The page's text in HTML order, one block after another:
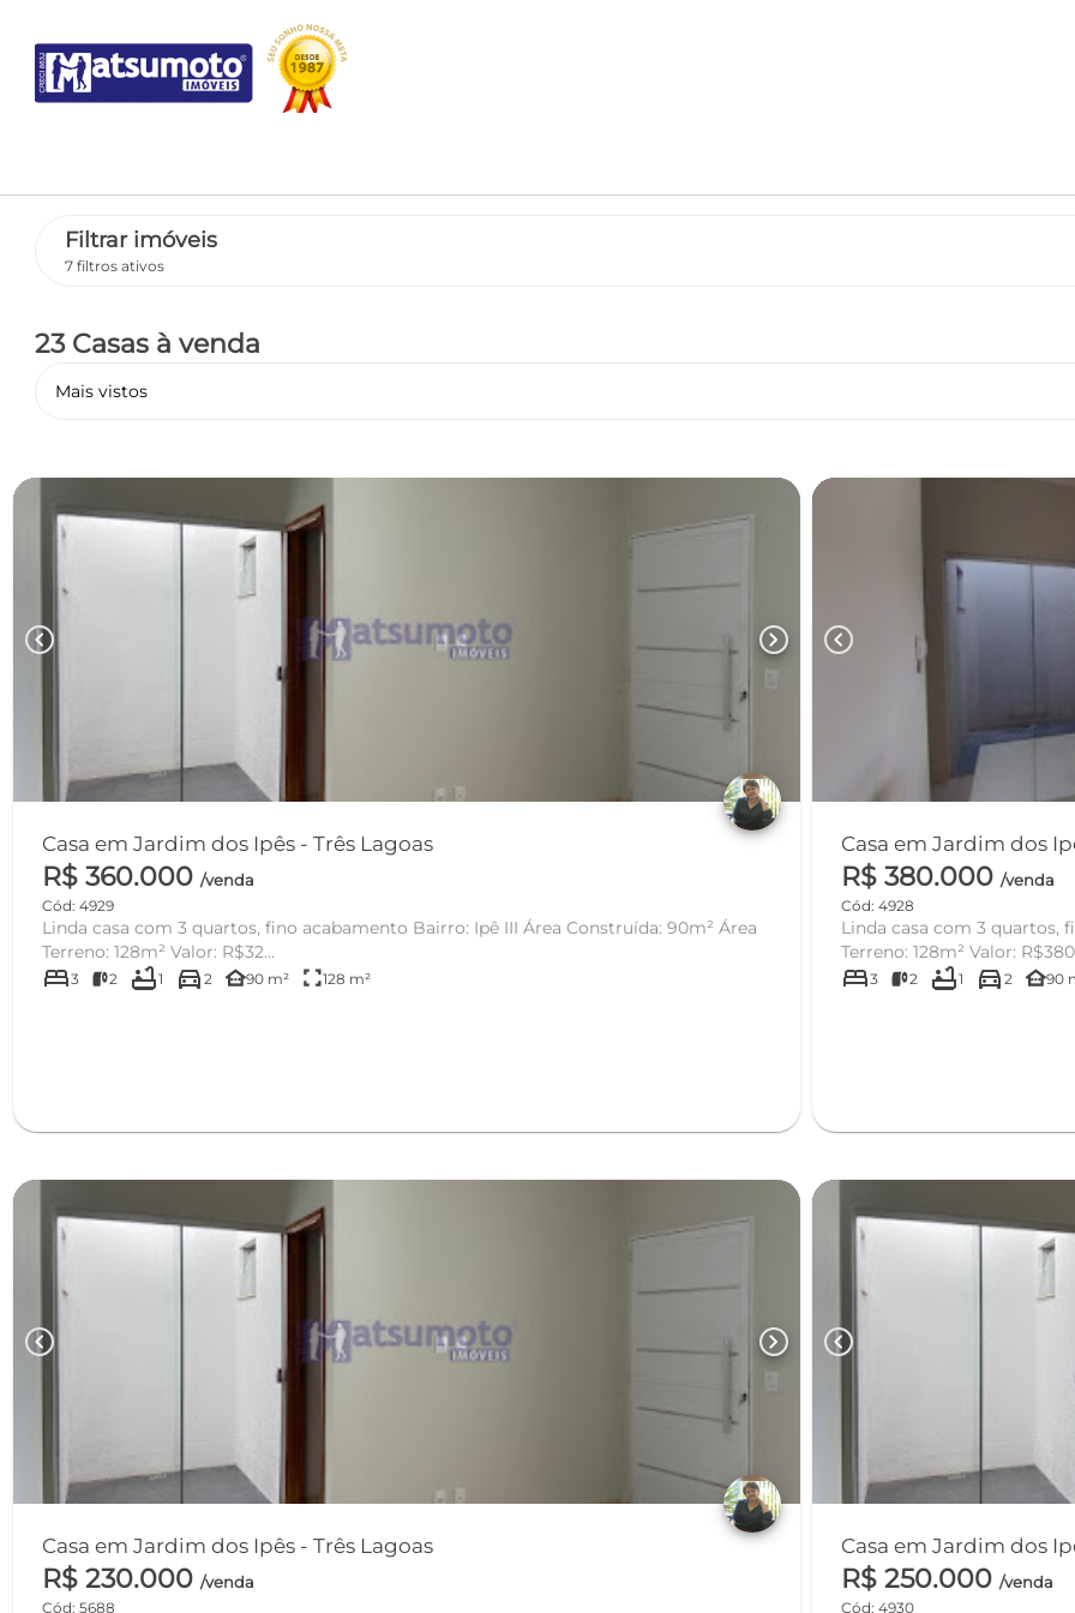
Filtrar imóveis
7 filtros ativos
23 Casas à venda
Mais vistos
chevron_left chevron_right
Casa em Jardim dos Ipês - Três Lagoas
R$ 360.000 /venda
Cód: 4929
Linda casa com 3 quartos, fino acabamento Bairro: Ipê III Área Construída: 90m² Área
Terreno: 128m² Valor: R$32...
bed3 2 bathtub1 directions_car 2 other_houses90 m² fullscreen128 m²
chevron_left
R$ 380.000/venda
Cód: 4928
Linda casa com 3 quartos, fino acabamento Bairro:
Terreno: 128m² Valor:
bed3 2 bathtub1 directions_car 2 other_houses90
chevron_left chevron_right
Casa em Jardim dos Ipês - Três Lagoas
R$ 230.000 /venda
Cód: 5688
chevron_left
R$ 250.000/venda
Cód: 4930